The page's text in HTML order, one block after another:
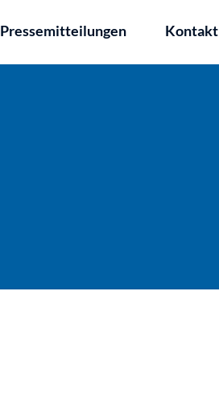
Pressemitteilungen Kontakt